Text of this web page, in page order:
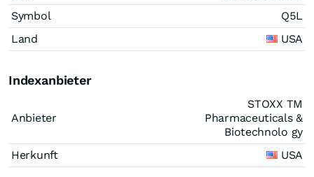
Symbol
Q5L
Land
USA
Indexanbieter
Anbieter
STOXX TM
Pharmaceuticals &
Biotechnolo gy
Herkunft
USA